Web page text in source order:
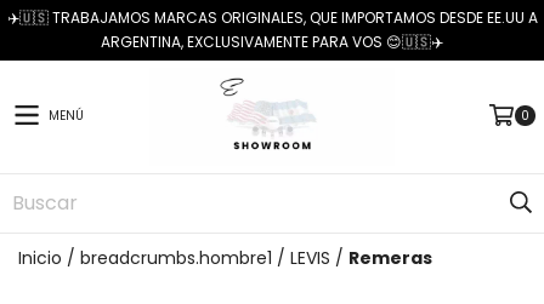
✈️🇺🇸 TRABAJAMOS MARCAS ORIGINALES, QUE IMPORTAMOS DESDE EE.UU A
ARGENTINA, EXCLUSIVAMENTE PARA VOS 😊🇺🇸✈️
MENÚ 0
Inicio / breadcrumbs.hombre1 / LEVIS / Remeras